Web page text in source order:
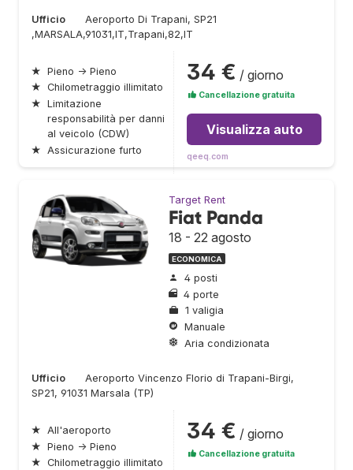
Ufficio
Aeroporto Di Trapani, SP21
,MARSALA,91031,IT,Trapani,82,IT
★ Pieno → Pieno
★ Chilometraggio illimitato
★ Limitazione
responsabilità per danni
al veicolo (CDW)
★ Assicurazione furto
34 € / giorno
Cancellazione gratuita
Visualizza auto
qeeq.com
Target Rent
Fiat Panda
18 - 22 agosto
ECONOMICA
4 posti
4 porte
1 valigia
Manuale
Aria condizionata
Ufficio
Aeroporto Vincenzo Florio di Trapani-Birgi,
SP21, 91031 Marsala (TP)
★ All'aeroporto
★ Pieno → Pieno
★ Chilometraggio illimitato
34 € / giorno
Cancellazione gratuita